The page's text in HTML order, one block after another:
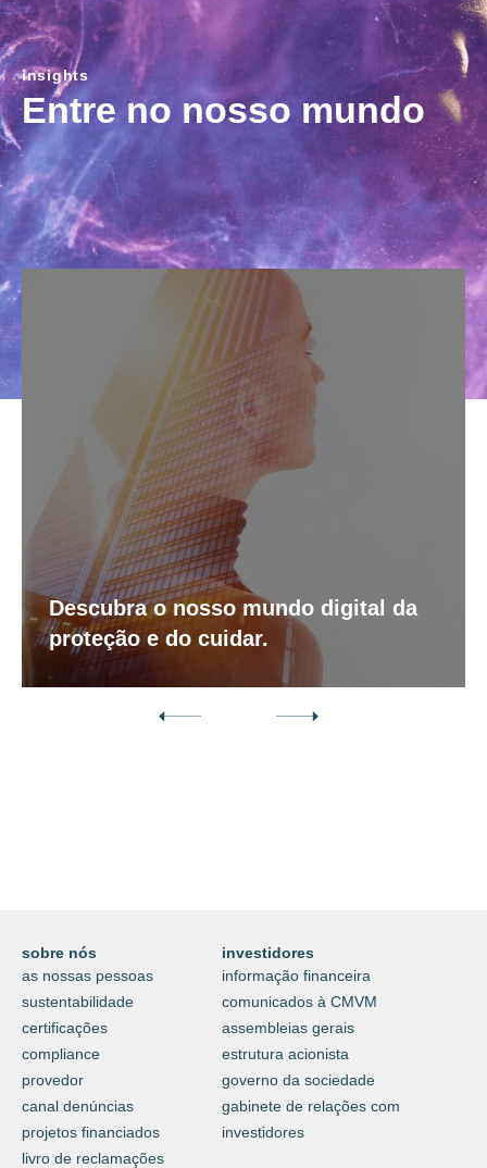
insights
Entre no nosso mundo
Descubra o nosso mundo digital da
proteção e do cuidar.
sobre nós
as nossas pessoas
sustentabilidade
certificações
compliance
provedor
canal denúncias
projetos financiados
livro de reclamações
investidores
informação financeira
comunicados à CMVM
assembleias gerais
estrutura acionista
governo da sociedade
gabinete de relações com
investidores